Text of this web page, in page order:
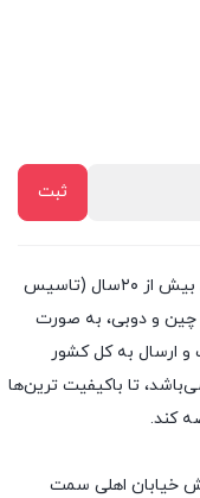
فروشگاه پژواک شاپ با داشتن سابقه‌ی فروش بیش از ۲۰سال (تاسیس
از چین و دوبی، به صورت
ارسال به کل کشور
تا باکیفیت ترین‌ها
کند.
خیابان اهلی سمت